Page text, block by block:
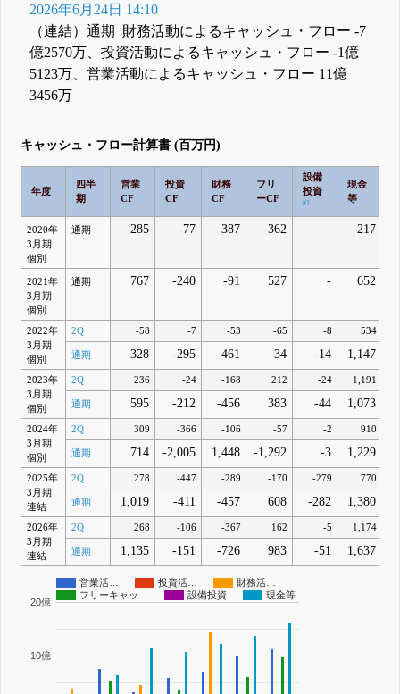
2026年6月24日 14:10
（連結）通期 財務活動によるキャッシュ・フロー -7
億2570万、投資活動によるキャッシュ・フロー -1億
5123万、営業活動によるキャッシュ・フロー 11億
3456万
キャッシュ・フロー計算書 (百万円)
年度
四半
期
営業
CF
投資
CF
財務
CF
フリ
ーCF
設備
投資
#1
現金
等
2020年
3月期
個別
通期 -285 -77 387 -362 - 217
2021年
3月期
個別
通期 767 -240 -91 527 - 652
2022年
3月期
個別
2Q -58 -7 -53 -65 -8 534
通期 328 -295 461 34 -14 1,147
2023年
3月期
個別
2Q 236 -24 -168 212 -24 1,191
通期 595 -212 -456 383 -44 1,073
2024年
3月期
個別
2Q 309 -366 -106 -57 -2 910
通期 714 -2,005 1,448 -1,292 -3 1,229
2025年
3月期
連結
2Q 278 -447 -289 -170 -279 770
通期 1,019 -411 -457 608 -282 1,380
2026年
3月期
連結
2Q 268 -106 -367 162 -5 1,174
通期 1,135 -151 -726 983 -51 1,637
営業活… 投資活…
財務活…
フリーキャッ…
設備投資 現金等
10億
20億